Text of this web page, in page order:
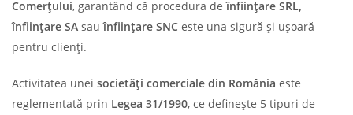
Comerțului, garantând că procedura deînființare SRL,
înființare SA sau înființare SNC este una sigură și ușoară
pentru clienți.
Activitatea unei societăți comerciale din România este
reglementată prin Legea 31/1990, ce definește 5 tipuri de